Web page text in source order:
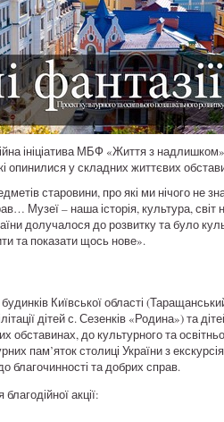
ініціатива МБФ «Життя з
опинилися у складних життєвих
старовини, про які ми нічого не
Музеї – наша історія, культура,
долучалося до розвитку та було
та показати щось нове».
Київської області
дітей с. Сезенків «Родина») та
обставинах, до культурного та
пам’яток столиці України з
благочинності та добрих справ.
акції: